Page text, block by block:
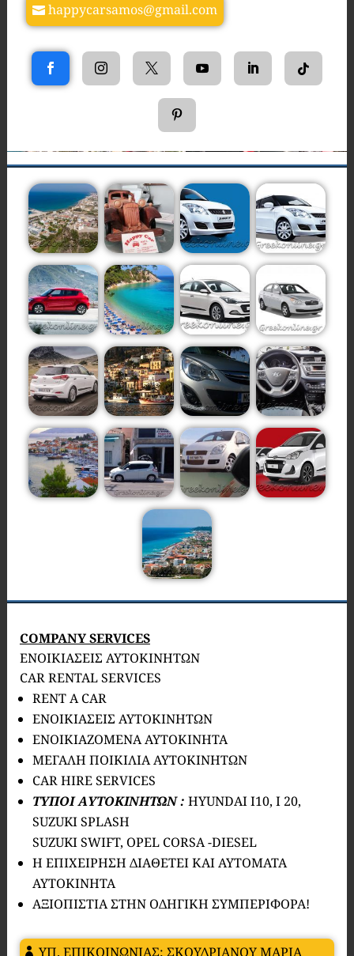
happycarsamos@gmail.com
COMPANY SERVICES
ΕΝΟIΚΙΑΣΕΙΣ ΑΥΤΟΚΙΝΗΤΩΝ
CAR RENTAL SERVICES
RENT A CAR
ΕΝΟΙΚΙΑΣΕΙΣ ΑΥΤΟΚΙΝΗΤΩΝ
ΕΝΟΙΚΙΑΖΟΜΕΝΑ ΑΥΤΟΚΙΝΗΤΑ
ΜΕΓΑΛΗ ΠΟΙΚΙΛΙΑ ΑΥΤΟΚΙΝΗΤΩΝ
CAR HIRE SERVICES
ΤΥΠΟΙ ΑΥΤΟΚΙΝΗΤΩΝ : HYUNDAI I10, I 20,
SUZUKI SPLASH
SUZUKI SWIFT, OPEL CORSA -DIESEL
Η ΕΠΙΧΕΙΡΗΣΗ ΔΙΑΘΕΤΕΙ ΚΑΙ ΑΥΤΟΜΑΤΑ
ΑΥΤΟΚΙΝΗΤΑ
ΑΞΙΟΠΙΣΤΙΑ ΣΤΗΝ ΟΔΗΓΙΚΗ ΣΥΜΠΕΡΙΦΟΡΑ!
ΥΠ. ΕΠΙΚΟΙΝΩΝΙΑΣ: ΣΚΟΥΔΡΙΑΝΟΥ ΜΑΡΙΑ